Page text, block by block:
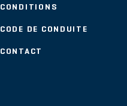
CONDITIONS
CODE DE CONDUITE
CONTACT